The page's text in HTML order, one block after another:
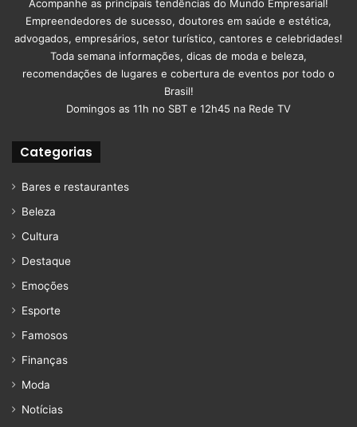
Acompanhe as principais tendências do Mundo Empresarial!
Empreendedores de sucesso, doutores em saúde e estética,
advogados, empresários, setor turístico, cantores e celebridades!
Toda semana informações, dicas de moda e beleza,
recomendações de lugares e cobertura de eventos por todo o
Brasil!
Domingos as 11h no SBT e 12h45 na Rede TV
Categorias
Bares e restaurantes
Beleza
Cultura
Destaque
Emoções
Esporte
Famosos
Finanças
Moda
Notícias